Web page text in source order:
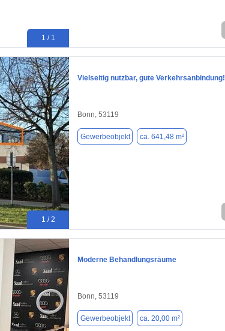
1 / 1
1 / 2
Vielseitig nutzbar, gute Verkehrsanbindung!
Bonn, 53119
Gewerbeobjekt ca. 641,48 m²
Moderne Behandlungsräume
Bonn, 53119
Gewerbeobjekt ca. 20,00 m²